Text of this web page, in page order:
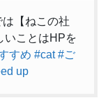
【ねこの社
いことはHPを
すめ #cat #ご
up